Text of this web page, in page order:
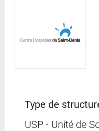
Type de
USP - Unité de